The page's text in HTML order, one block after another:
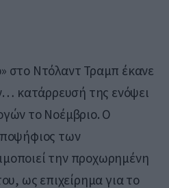
στο Ντόλαντ Τραμπ έκανε
κατάρρευσή της ενόψει
το Νοέμβριο. Ο
των
την προχωρημένη
ως επιχείρημα για το